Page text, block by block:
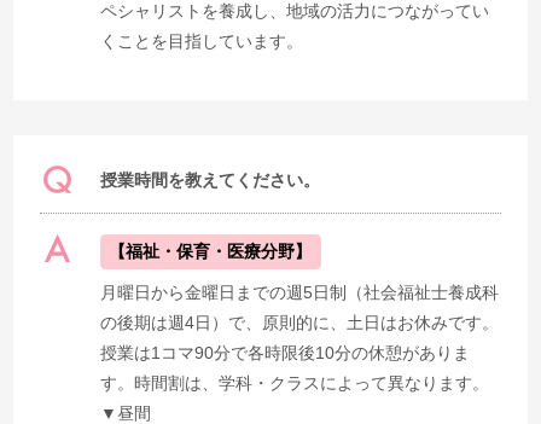
ペシャリストを養成し、地域の活力につながってい
くことを目指しています。
授業時間を教えてください。
【福祉・保育・医療分野】
月曜日から金曜日までの週5日制（社会福祉士養成科
の後期は週4日）で、原則的に、土日はお休みです。
授業は1コマ90分で各時限後10分の休憩がありま
す。時間割は、学科・クラスによって異なります。
▼昼間